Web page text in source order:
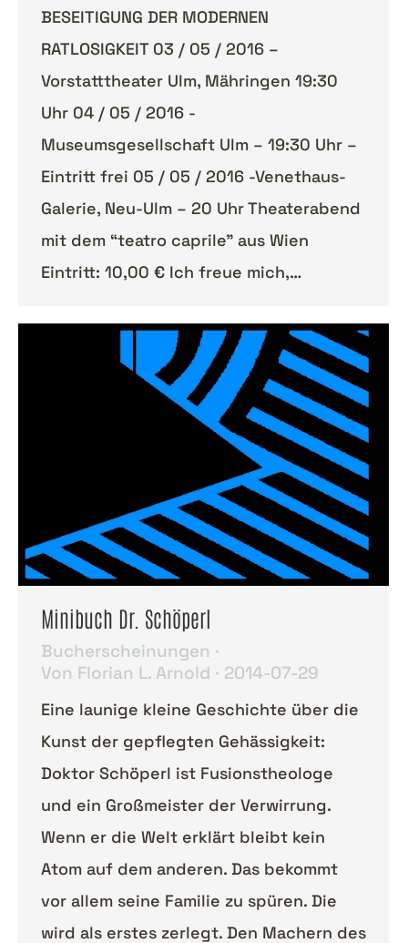
BESEITIGUNG DER MODERNEN
RATLOSIGKEIT 03 / 05 / 2016 –
Vorstatttheater Ulm, Mähringen 19:30
Uhr 04 / 05 / 2016 -
Museumsgesellschaft Ulm – 19:30 Uhr –
Eintritt frei 05 / 05 / 2016 -Venethaus-
Galerie, Neu-Ulm – 20 Uhr Theaterabend
mit dem “teatro caprile” aus Wien
Eintritt: 10,00 € Ich freue mich,…
Minibuch Dr. Schöperl
Bucherscheinungen
Von Florian L. Arnold 2014-07-29
Eine launige kleine Geschichte über die
Kunst der gepflegten Gehässigkeit:
Doktor Schöperl ist Fusionstheologe
und ein Großmeister der Verwirrung.
Wenn er die Welt erklärt bleibt kein
Atom auf dem anderen. Das bekommt
vor allem seine Familie zu spüren. Die
wird als erstes zerlegt. Den Machern des